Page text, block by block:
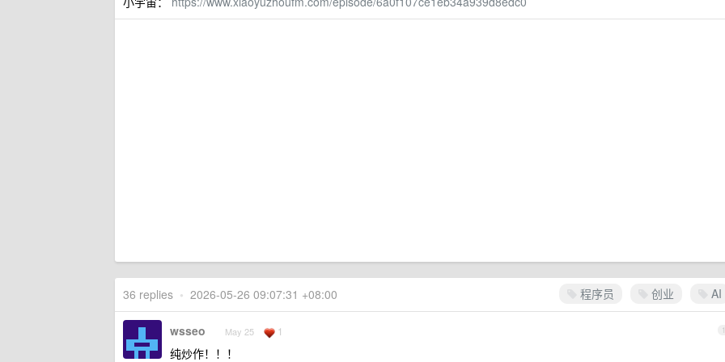
程序员 创业 AI
36 replies • 2026-05-26 09:07:31 +08:00
1
wsseo May 25 1
纯炒作！！！